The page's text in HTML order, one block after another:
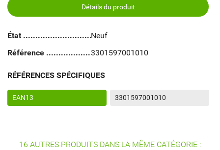
Détails du produit
État
Neuf
Référence
3301597001010
RÉFÉRENCES SPÉCIFIQUES
EAN13 3301597001010
16 AUTRES PRODUITS DANS LA MÊME CATÉGORIE :